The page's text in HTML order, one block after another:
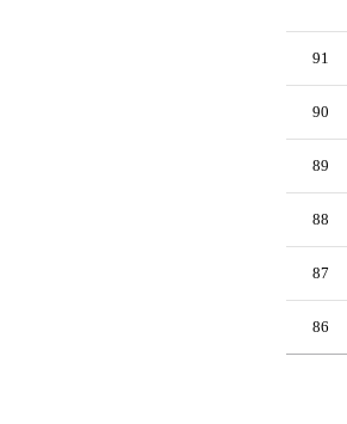
91
90
89
88
87
86